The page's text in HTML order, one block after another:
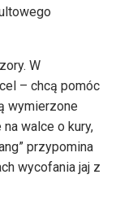
W
– chcą pomóc
wymierzone
walce o kury,
przypomina
wycofania jaj z